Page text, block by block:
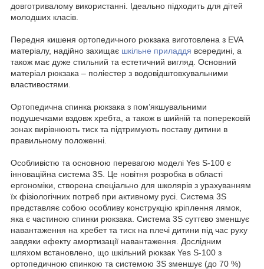
довготривалому використанні. Ідеально підходить для дітей
молодших класів.
Передня кишеня ортопедичного рюкзака виготовлена з EVA
матеріалу, надійно захищає шкільне приладдя всередині, а
також має дуже стильний та естетичний вигляд. Основний
матеріал рюкзака – поліестер з водовідштовхувальними
властивостями.
Ортопедична спинка рюкзака з пом’якшувальними
подушечками вздовж хребта, а також в шийній та поперековій
зонах вирівнюють тиск та підтримують поставу дитини в
правильному положенні.
Особливістю та основною перевагою моделі Yes S-100 є
інноваційна система 3S. Це новітня розробка в області
ергономіки, створена спеціально для школярів з урахуванням
їх фізіологічних потреб при активному русі. Система 3S
представляє собою особливу конструкцію кріплення лямок,
яка є частиною спинки рюкзака. Система 3S суттєво зменшує
навантаження на хребет та тиск на плечі дитини під час руху
завдяки ефекту амортизації навантаження. Дослідним
шляхом встановлено, що шкільний рюкзак Yes S-100 з
ортопедичною спинкою та системою 3S зменшує (до 70 %)